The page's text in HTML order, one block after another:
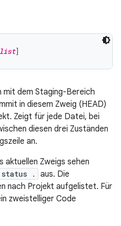
list
mit dem Staging-Bereich
in diesem Zweig (HEAD)
Zeigt für jede Datei, bei
diesen drei Zuständen
an.
aktuellen Zweigs sehen
status .
aus. Die
nach Projekt aufgelistet. Für
zweistelliger Code